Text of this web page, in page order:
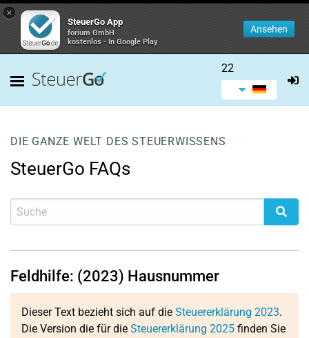
×
SteuerGo App
forium GmbH
kostenlos - In Google Play
Ansehen
22
DIE GANZE WELT DES STEUERWISSENS
SteuerGo FAQs
Feldhilfe: (2023) Hausnummer
Dieser Text bezieht sich auf die Steuererklärung 2023.
Die Version die für die Steuererklärung 2025 finden Sie